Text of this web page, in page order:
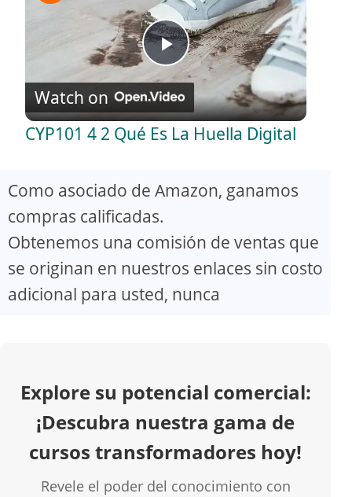
P
l
y
V
i
e
o
Watch on
CYP101 4 2 Qué Es La Huella Digital
Como asociado de Amazon, ganamos
compras calificadas.
Obtenemos una comisión de ventas que
se originan en nuestros enlaces sin costo
adicional para usted, nunca
Explore su potencial comercial:
¡Descubra nuestra gama de
cursos transformadores hoy!
Revele el poder del conocimiento con